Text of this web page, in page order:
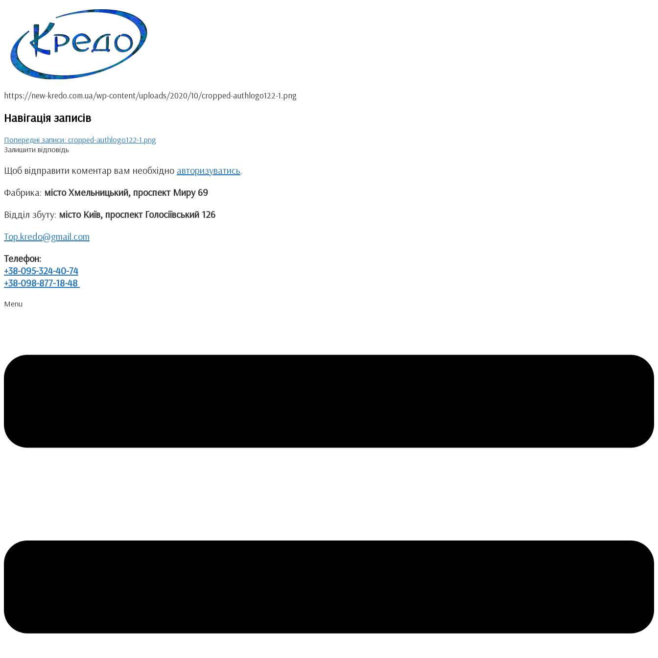
https://new-kredo.com.ua/wp-content/uploads/2020/10/cropped-authlogo122-1.png
Навігація записів
Попередні записи: cropped-authlogo122-1.png
Залишити відповідь
Щоб відправити коментар вам необхідно авторизуватись.
Фабрика: місто Хмельницький, проспект Миру 69
Відділ збуту: місто Київ, проспект Голосіївський 126
Top.kredo@gmail.com
Телефон:
+38-095-324-40-74
+38-098-877-18-48
Menu